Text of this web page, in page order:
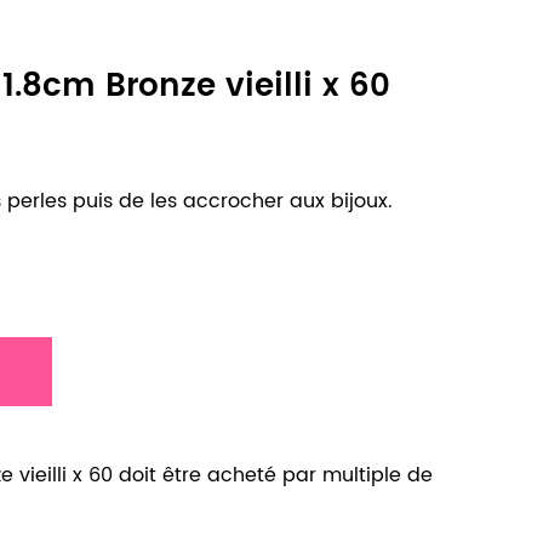
Bronze vieilli x 60
puis de les accrocher aux bijoux.
vieilli x 60 doit être acheté par multiple de